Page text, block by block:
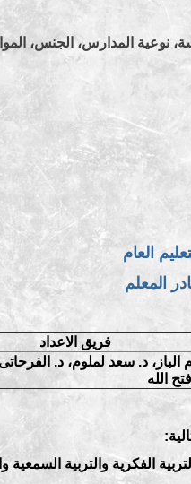
نوعية المدارس، الجنس،
العام
المعلم
فريق الاعداد
الباز، د. سعد لملوم، د.
الله